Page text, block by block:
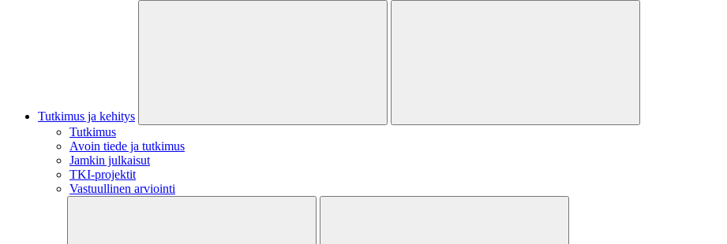
Tutkimus ja kehitys
Tutkimus
Avoin tiede ja tutkimus
Jamkin julkaisut
TKI-projektit
Vastuullinen arviointi